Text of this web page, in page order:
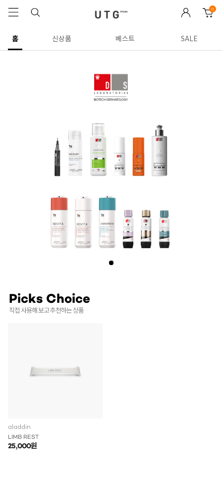
0
홈 신상품 베스트 SALE
Picks Choice
직접 사용해 보고 추천하는 상품
aladdin
LIMB REST
25,000원